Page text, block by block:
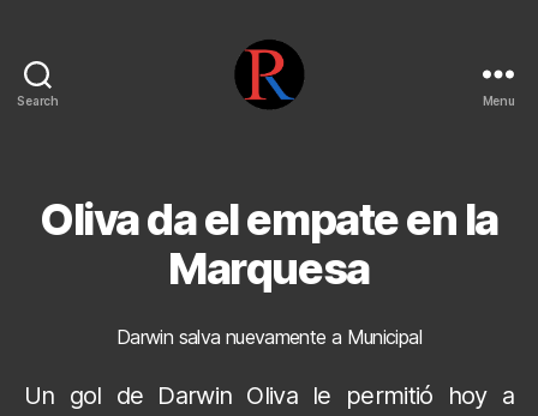
Search Menu
Oliva da el empate en la
Marquesa
Darwin salva nuevamente a Municipal
Un gol de Darwin Oliva le permitió hoy a